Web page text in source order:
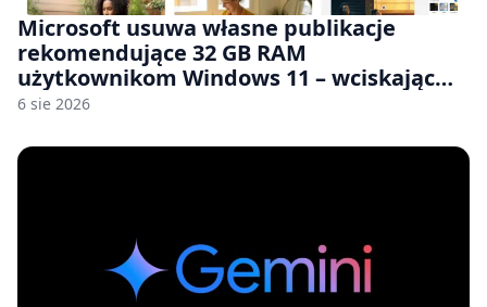
Microsoft usuwa własne publikacje
rekomendujące 32 GB RAM
użytkownikom Windows 11 – wciskając
nam przy tym komputery z 8 GB RAM po
6 sie 2026